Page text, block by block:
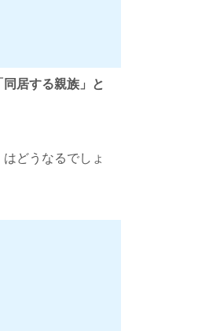
居する親族」と
どうなるでしょ